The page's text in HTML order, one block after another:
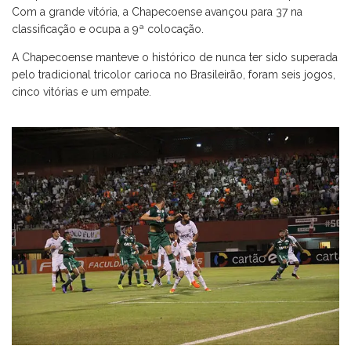
Com a grande vitória, a Chapecoense avançou para 37 na
classificação e ocupa a 9ª colocação.
A Chapecoense manteve o histórico de nunca ter sido superada
pelo tradicional tricolor carioca no Brasileirão, foram seis jogos,
cinco vitórias e um empate.